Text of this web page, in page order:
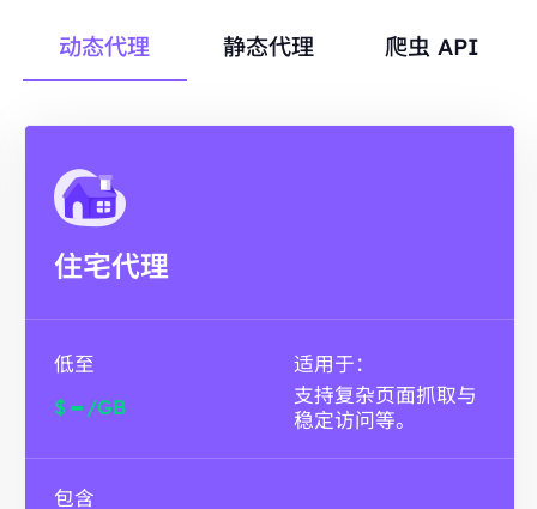
动态代理 静态代理 爬虫 API
住宅代理
低至
$- /GB
适用于：
支持复杂页面抓取与
稳定访问等。
包含